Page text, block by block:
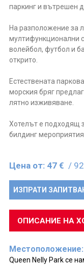
паркинг и вътрешен
На разположение за
мултифункционални
волейбол, футбол и
открито.
Естествената
морския бряг
лятно изживяване.
Хотелът е подходящ
билдинг мероприятия.
Цена от: 47 € /
ИЗПРАТИ
ОПИСАНИЕ НА
Местоположение:
Queen Nelly Park се